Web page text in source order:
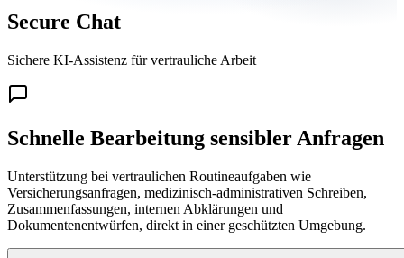
Secure Chat
Sichere KI-Assistenz für vertrauliche Arbeit
Schnelle Bearbeitung sensibler Anfragen
Unterstützung bei vertraulichen Routineaufgaben wie
Versicherungsanfragen, medizinisch-administrativen Schreiben,
Zusammenfassungen, internen Abklärungen und
Dokumentenentwürfen, direkt in einer geschützten Umgebung.